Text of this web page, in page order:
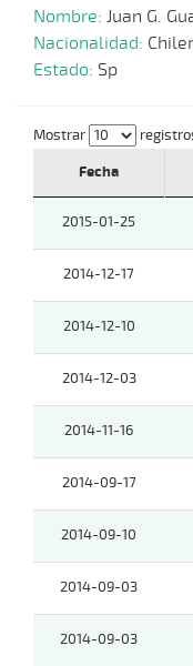
Nombre: Juan G.
Nacionalidad:
Estado: Sp
Mostrar
Fecha
2015-01-25
2014-12-17
2014-12-10
2014-12-03
2014-11-16
2014-09-17
2014-09-10
2014-09-03
2014-09-03